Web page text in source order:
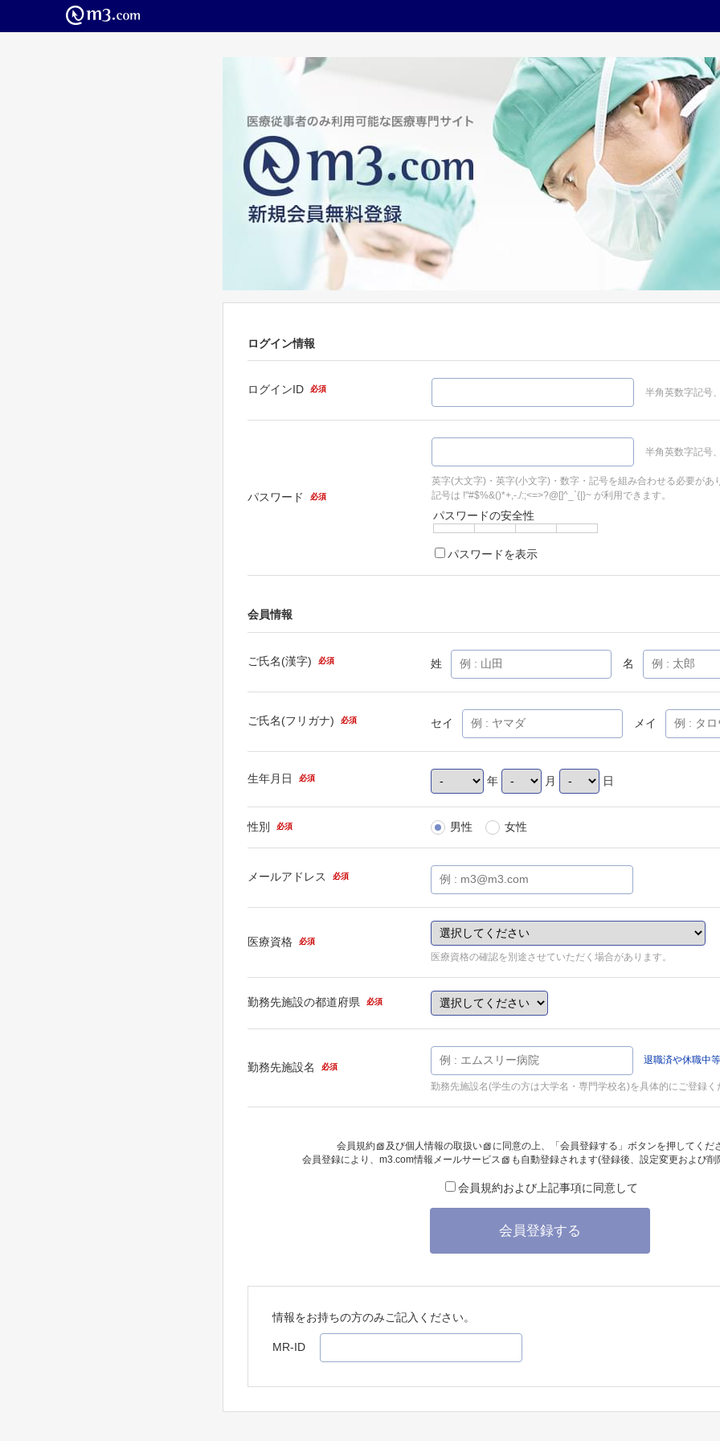
ログイン情報
ログインID 必須 半角英数字記号
パスワード 必須
半角英数字記号
英字(大文字)・英字(小文字)・数字・記号を組み合わせる必要があ
記号は !"#$%&()*+,-./:;<=>?@[]^_`{|}~ が利用できます。
パスワードの安全性
パスワードを表示
会員情報
ご氏名(漢字) 必須 姓 名
ご氏名(フリガナ) 必須 セイ メイ
生年月日 必須 年 月 日
性別 必須 男性 女性
メールアドレス 必須
医療資格 必須
医療資格の確認を別途させていただく場合があります。
勤務先施設の都道府県 必須
勤務先施設名 必須
退職済や休職中
勤務先施設名(学生の方は大学名・専門学校名)を具体的にご登録く
会員規約 及び個人情報の取扱い
に同意の上、「会員登録する」ボタンを押してくだ
会員登録により、 m3.com情報メールサービス も自動登録されます(登録後、設定変更および
会員規約および上記事項に同意して
会員登録する
情報をお持ちの方のみご記入ください。
MR-ID